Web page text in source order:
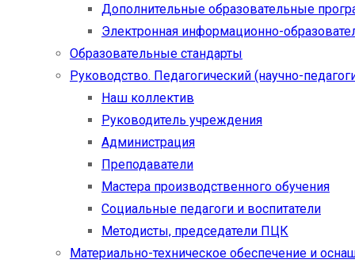
Дополнительные образовательные
Электронная информационно-
Образовательные стандарты
Руководство. Педагогический (научно-
Наш коллектив
Руководитель учреждения
Администрация
Преподаватели
Мастера производственного обучения
Социальные педагоги и воспитатели​
Методисты, председатели ПЦК
Материально-техническое обеспечение и